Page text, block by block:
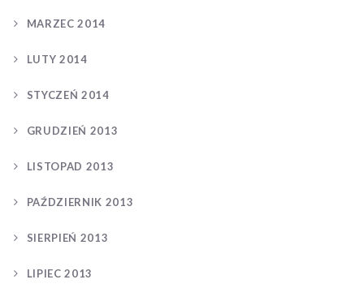
MARZEC 2014
LUTY 2014
STYCZEŃ 2014
GRUDZIEŃ 2013
LISTOPAD 2013
PAŹDZIERNIK 2013
SIERPIEŃ 2013
LIPIEC 2013